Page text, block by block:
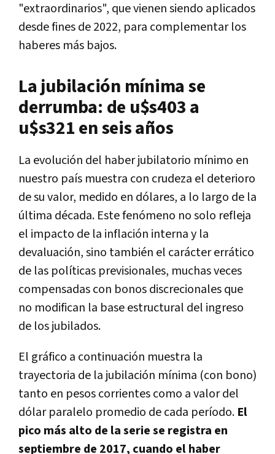
"extraordinarios", que vienen siendo aplicados
desde fines de 2022, para complementar los
haberes más bajos.
La jubilación mínima se
derrumba: de u$s403 a
u$s321 en seis años
La evolución del haber jubilatorio mínimo en
nuestro país muestra con crudeza el deterioro
de su valor, medido en dólares, a lo largo de la
última década. Este fenómeno no solo refleja
el impacto de la inflación interna y la
devaluación, sino también el carácter errático
de las políticas previsionales, muchas veces
compensadas con bonos discrecionales que
no modifican la base estructural del ingreso
de los jubilados.
El gráfico a continuación muestra la
trayectoria de la jubilación mínima (con bono)
tanto en pesos corrientes como a valor del
dólar paralelo promedio de cada período. El
pico más alto de la serie se registra en
septiembre de 2017, cuando el haber